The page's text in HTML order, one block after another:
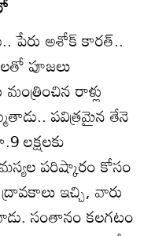
పేరు అశోక్‌ కారత్‌..
పూజలు
రాళ్లు
పవిత్రమైన తేనె
లక్షలకు
పరిష్కారం కోసం
ఇచ్చి, వారు
సంతానం కలగటం